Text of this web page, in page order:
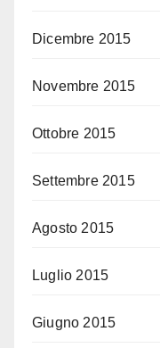
Dicembre 2015
Novembre 2015
Ottobre 2015
Settembre 2015
Agosto 2015
Luglio 2015
Giugno 2015